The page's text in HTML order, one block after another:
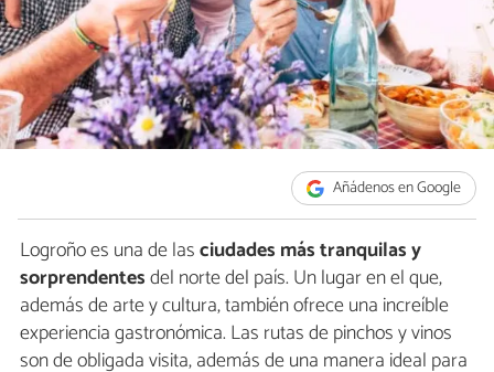
Añádenos en Google
Logroño es una de lasciudades más tranquilas y
sorprendentesdel norte del país. Un lugar en el que,
además de arte y cultura, también ofrece una increíble
experiencia gastronómica. Las rutas de pinchos y vinos
son de obligada visita, además de una manera ideal para